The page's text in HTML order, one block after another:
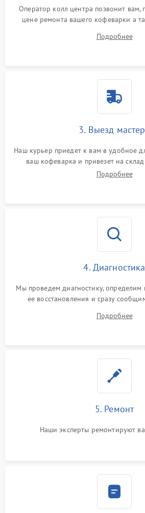
Оператор колл центра позвонит
цене ремонта вашего кофеварки а
Подробнее
3. Выезд
Наш курьер приедет к вам в удобное
ваш кофеварка и привезет на
Подробнее
4. Диагностика
Мы проведем диагностику, определим
ее восстановления и сразу
Подробнее
5. Ремонт
Наши эксперты ремонтируют